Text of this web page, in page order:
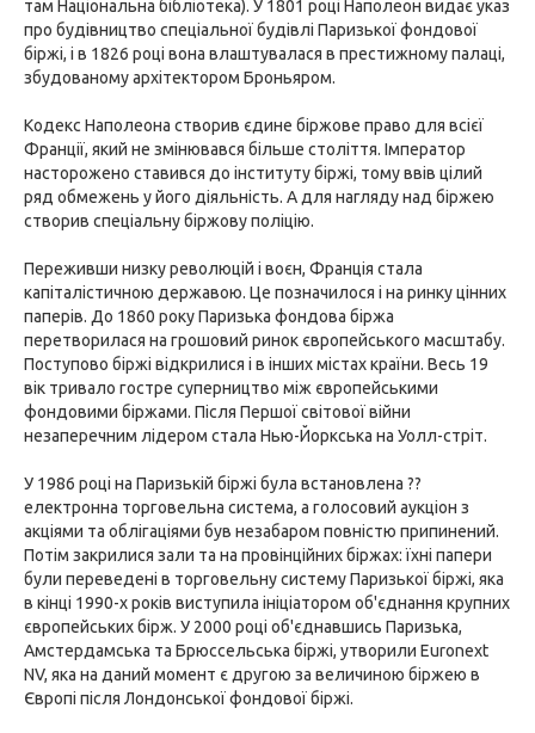
там Національна бібліотека). У 1801 році Наполеон видає указ
про будівництво спеціальної будівлі Паризької фондової
біржі, і в 1826 році вона влаштувалася в престижному палаці,
збудованому архітектором Броньяром.
Кодекс Наполеона створив єдине біржове право для всієї
Франції, який не змінювався більше століття. Імператор
насторожено ставився до інституту біржі, тому ввів цілий
ряд обмежень у його діяльність. А для нагляду над біржею
створив спеціальну біржову поліцію.
Переживши низку революцій і воєн, Франція стала
капіталістичною державою. Це позначилося і на ринку цінних
паперів. До 1860 року Паризька фондова біржа
перетворилася на грошовий ринок європейського масштабу.
Поступово біржі відкрилися і в інших містах країни. Весь 19
вік тривало гостре суперництво між європейськими
фондовими біржами. Після Першої світової війни
незаперечним лідером стала Нью-Йоркська на Уолл-стріт.
У 1986 році на Паризькій біржі була встановлена ??
електронна торговельна система, а голосовий аукціон з
акціями та облігаціями був незабаром повністю припинений.
Потім закрилися зали та на провінційних біржах: їхні папери
були переведені в торговельну систему Паризької біржі, яка
в кінці 1990-х років виступила ініціатором об'єднання крупних
європейських бірж. У 2000 році об'єднавшись Паризька,
Амстердамська та Брюссельська біржі, утворили Euronext
NV, яка на даний момент є другою за величиною біржею в
Європі після Лондонської фондової біржі.